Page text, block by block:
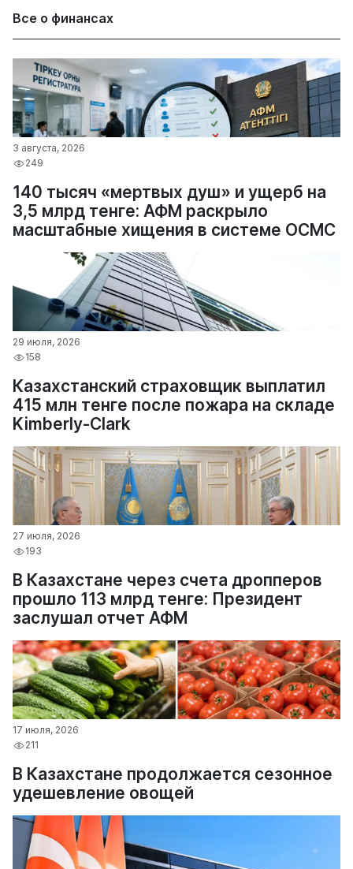
Все о финансах
3 августа, 2026
249
140 тысяч «мертвых душ» и ущерб на
3,5 млрд тенге: АФМ раскрыло
масштабные хищения в системе ОСМС
29 июля, 2026
158
Казахстанский страховщик выплатил
415 млн тенге после пожара на складе
Kimberly-Clark
27 июля, 2026
193
В Казахстане через счета дропперов
прошло 113 млрд тенге: Президент
заслушал отчет АФМ
17 июля, 2026
211
В Казахстане продолжается сезонное
удешевление овощей